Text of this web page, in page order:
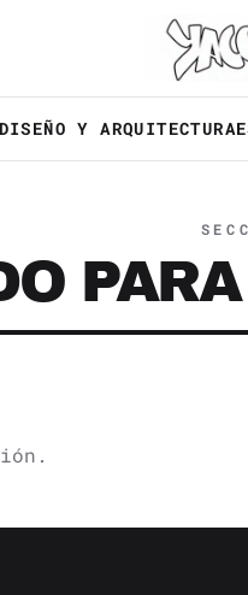
DISEÑO Y ARQUITECTURA